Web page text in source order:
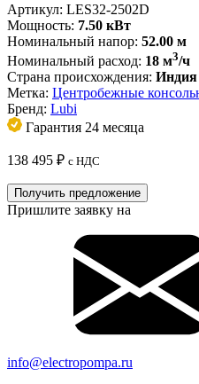
Артикул: LES32-2502D
Мощность: 7.50 кВт
Номинальный напор: 52.00 м
Номинальный расход: 18 м3/ч
Страна происхождения: Индия
Метка: Центробежные
Бренд: Lubi
Гарантия 24 месяца
138 495 ₽ с НДС
Получить предложение
Пришлите заявку на
info@electropompa.ru